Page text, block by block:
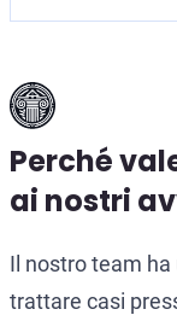
Perché
ai nostri
Il nostro team
trattare casi